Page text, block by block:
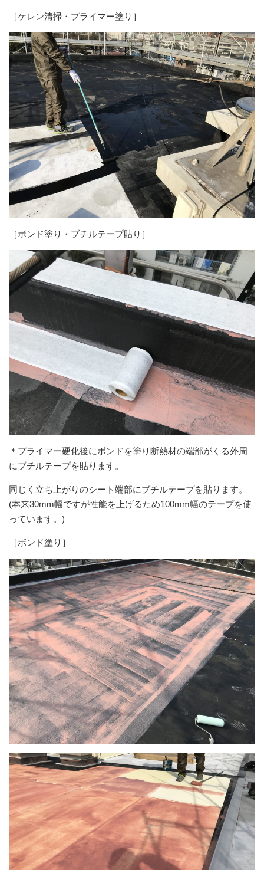
［ケレン清掃・プライマー塗り］
［ボンド塗り・ブチルテープ貼り］
＊プライマー硬化後にボンドを塗り断熱材の端部がくる外周
にブチルテープを貼ります。
同じく立ち上がりのシート端部にブチルテープを貼ります。
(本来30mm幅ですが性能を上げるため100mm幅のテープを使
っています。)
［ボンド塗り］